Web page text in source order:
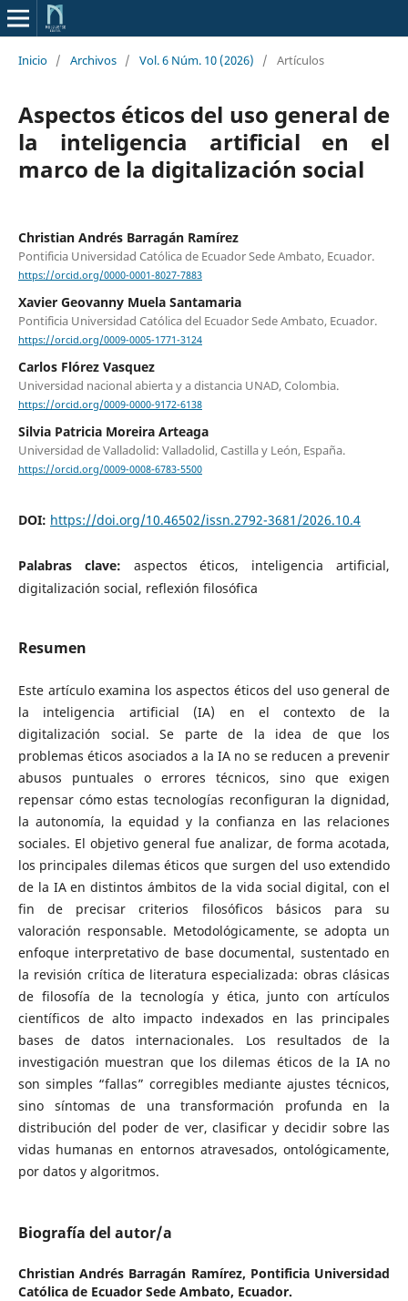
Inicio / Archivos / Vol. 6 Núm. 10 (2026) / Artículos
Aspectos éticos del uso general de
la inteligencia artificial en el
marco de la digitalización social
Christian Andrés Barragán Ramírez
Pontificia Universidad Católica de Ecuador Sede Ambato, Ecuador.
https://orcid.org/0000-0001-8027-7883
Xavier Geovanny Muela Santamaria
Pontificia Universidad Católica del Ecuador Sede Ambato, Ecuador.
https://orcid.org/0009-0005-1771-3124
Carlos Flórez Vasquez
Universidad nacional abierta y a distancia UNAD, Colombia.
https://orcid.org/0009-0000-9172-6138
Silvia Patricia Moreira Arteaga
Universidad de Valladolid: Valladolid, Castilla y León, España.
https://orcid.org/0009-0008-6783-5500
DOI: https://doi.org/10.46502/issn.2792-3681/2026.10.4
Palabras clave: aspectos éticos, inteligencia artificial,
digitalización social, reflexión filosófica
Resumen
Este artículo examina los aspectos éticos del uso general de
la inteligencia artificial (IA) en el contexto de la
digitalización social. Se parte de la idea de que los
problemas éticos asociados a la IA no se reducen a prevenir
abusos puntuales o errores técnicos, sino que exigen
repensar cómo estas tecnologías reconfiguran la dignidad,
la autonomía, la equidad y la confianza en las relaciones
sociales. El objetivo general fue analizar, de forma acotada,
los principales dilemas éticos que surgen del uso extendido
de la IA en distintos ámbitos de la vida social digital, con el
fin de precisar criterios filosóficos básicos para su
valoración responsable. Metodológicamente, se adopta un
enfoque interpretativo de base documental, sustentado en
la revisión crítica de literatura especializada: obras clásicas
de filosofía de la tecnología y ética, junto con artículos
científicos de alto impacto indexados en las principales
bases de datos internacionales. Los resultados de la
investigación muestran que los dilemas éticos de la IA no
son simples “fallas” corregibles mediante ajustes técnicos,
sino síntomas de una transformación profunda en la
distribución del poder de ver, clasificar y decidir sobre las
vidas humanas en entornos atravesados, ontológicamente,
por datos y algoritmos.
Biografía del autor/a
Christian Andrés Barragán Ramírez, Pontificia Universidad
Católica de Ecuador Sede Ambato, Ecuador.